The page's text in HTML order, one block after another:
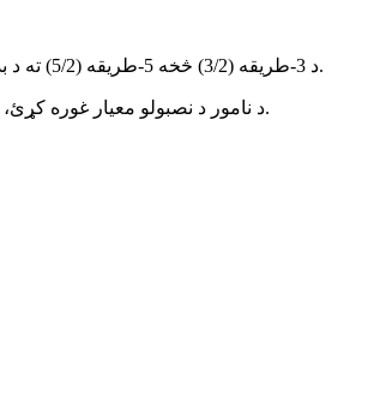
■ د 3-طريقه (3/2) څخه 5-طريقه (5/2) ته د بدلون وړ.د 3 لارې لپاره، معمولا تړل شوی ډول ډیفالټ اختیار دی.
■ د نامور د نصبولو معیار غوره کړئ، په مستقیم ډول د فعالولو لپاره نصب شوی، یا د ټیوب په واسطه.